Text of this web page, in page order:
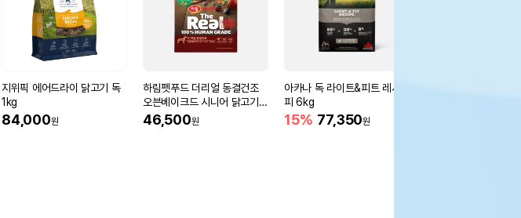
지위픽 에어드라이 닭고기 독
1kg
84,000원
하림펫푸드 더리얼 동결건조
오븐베이크드 시니어 닭고기 1.
6kg
46,500원
아카나 독 라이트&피트 레시
피 6kg
15% 77,350원